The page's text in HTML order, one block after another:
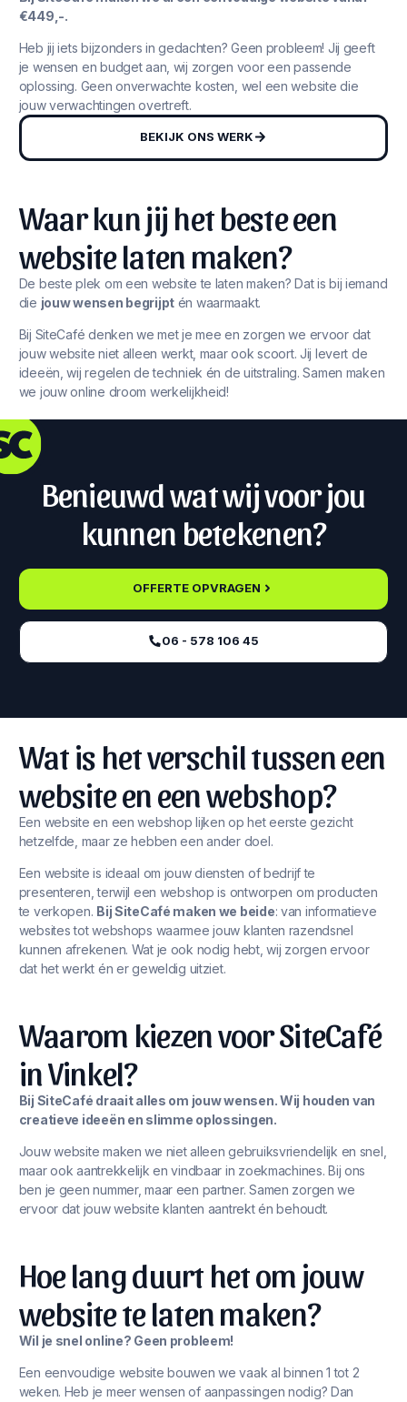
€449,-.
Heb jij iets bijzonders in gedachten? Geen probleem! Jij geeft
je wensen en budget aan, wij zorgen voor een passende
oplossing. Geen onverwachte kosten, wel een website die
jouw verwachtingen overtreft.
BEKIJK ONS WERK
Waar kun jij het beste een
website laten maken?
De beste plek om een website te laten maken? Dat is bij iemand
die jouw wensen begrijpt én waarmaakt.
Bij SiteCafé denken we met je mee en zorgen we ervoor dat
jouw website niet alleen werkt, maar ook scoort. Jij levert de
ideeën, wij regelen de techniek én de uitstraling. Samen maken
we jouw online droom werkelijkheid!
Benieuwd wat wij voor jou
kunnen betekenen?
OFFERTE OPVRAGEN
06 - 578 106 45‬
Wat is het verschil tussen een
website en een webshop?
Een website en een webshop lijken op het eerste gezicht
hetzelfde, maar ze hebben een ander doel.
Een website is ideaal om jouw diensten of bedrijf te
presenteren, terwijl een webshop is ontworpen om producten
te verkopen. Bij SiteCafé maken we beide: van informatieve
websites tot webshops waarmee jouw klanten razendsnel
kunnen afrekenen. Wat je ook nodig hebt, wij zorgen ervoor
dat het werkt én er geweldig uitziet.
Waarom kiezen voor SiteCafé
in Vinkel?
Bij SiteCafé draait alles om jouw wensen. Wij houden van
creatieve ideeën en slimme oplossingen.
Jouw website maken we niet alleen gebruiksvriendelijk en snel,
maar ook aantrekkelijk en vindbaar in zoekmachines. Bij ons
ben je geen nummer, maar een partner. Samen zorgen we
ervoor dat jouw website klanten aantrekt én behoudt.
Hoe lang duurt het om jouw
website te laten maken?
Wil je snel online? Geen probleem!
Een eenvoudige website bouwen we vaak al binnen 1 tot 2
weken. Heb je meer wensen of aanpassingen nodig? Dan